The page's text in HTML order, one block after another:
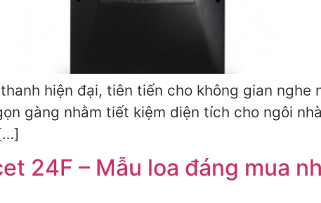
hiện đại, tiên tiến cho không gian nghe
gàng nhằm tiết kiệm diện tích cho ngôi
24F – Mẫu loa đáng mua